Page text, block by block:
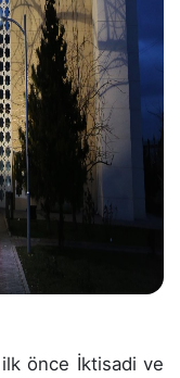
ilk önce İktisadi ve